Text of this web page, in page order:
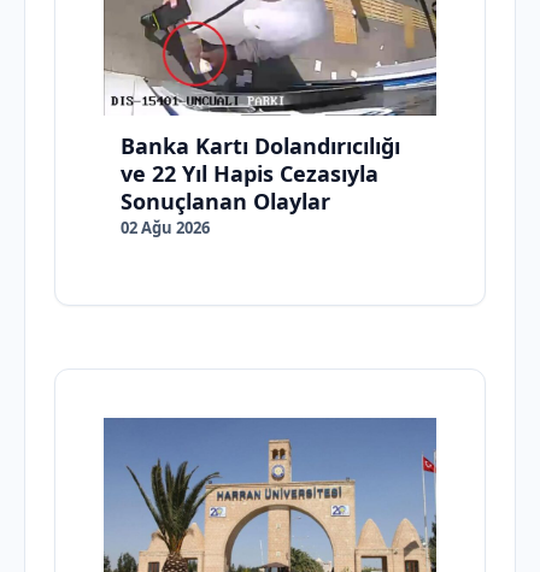
Banka Kartı Dolandırıcılığı
ve 22 Yıl Hapis Cezasıyla
Sonuçlanan Olaylar
02 Ağu 2026